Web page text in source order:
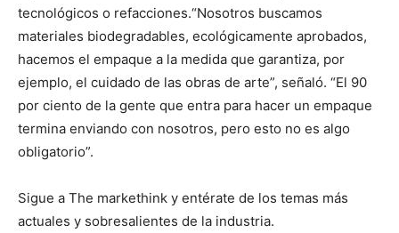
tecnológicos o refacciones.“Nosotros buscamos
materiales biodegradables, ecológicamente aprobados,
hacemos el empaque a la medida que garantiza, por
ejemplo, el cuidado de las obras de arte”, señaló. “El 90
por ciento de la gente que entra para hacer un empaque
termina enviando con nosotros, pero esto no es algo
obligatorio”.
Sigue a The markethink y entérate de los temas más
actuales y sobresalientes de la industria.